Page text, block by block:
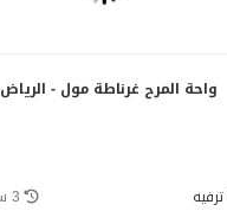
واحة المرح غرناطة مول - الرياض
ترفيه 3 سنوات